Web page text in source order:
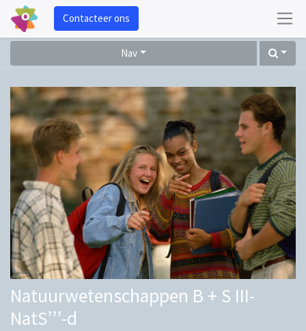
Contacteer ons
Nav
Natuurwetenschappen B + S III-
NatS’’’-d